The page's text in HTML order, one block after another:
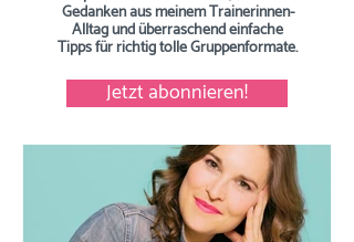
Gedanken aus meinem Trainerinnen-
Alltag und überraschend einfache
Tippsfür richtig tolle Gruppenformate.
Jetzt abonnieren!